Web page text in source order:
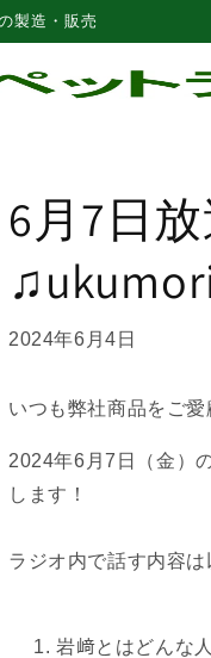
製造・販売
6月7日
2024年6月4日
いつも弊社商品をご愛
2024年6月7日（金）
します！
ラジオ内で話す内容は
岩﨑とはどんな